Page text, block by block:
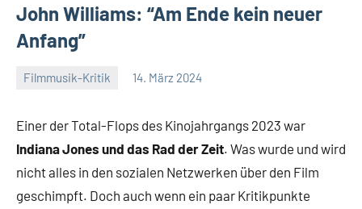
John Williams: “Am Ende kein neuer
Anfang”
Filmmusik-Kritik 14. März 2024
Einer der Total-Flops des Kinojahrgangs 2023 war
Indiana Jones und das Rad der Zeit. Was wurde und wird
nicht alles in den sozialen Netzwerken über den Film
geschimpft. Doch auch wenn ein paar Kritikpunkte